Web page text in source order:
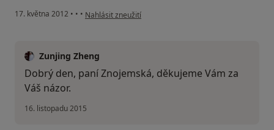
17. května 2012 • • • podle názoru uživatele Váš účet byl odstraněn
Nahlásit zneužití
Zunjing Zheng
Dobrý den, paní Znojemská, děkujeme Vám za
Váš názor.
16. listopadu 2015